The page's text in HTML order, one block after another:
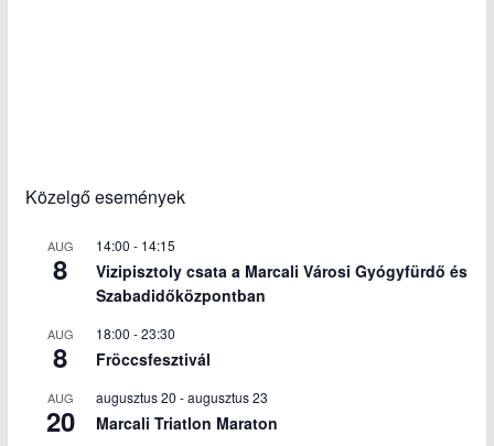
Közelgő események
AUG
8
14:00 - 14:15
Vizipisztoly csata a Marcali Városi Gyógyfürdő és
Szabadidőközpontban
AUG
8
18:00 -23:30
Fröccsfesztivál
AUG
20
augusztus 20 -augusztus 23
Marcali Triatlon Maraton